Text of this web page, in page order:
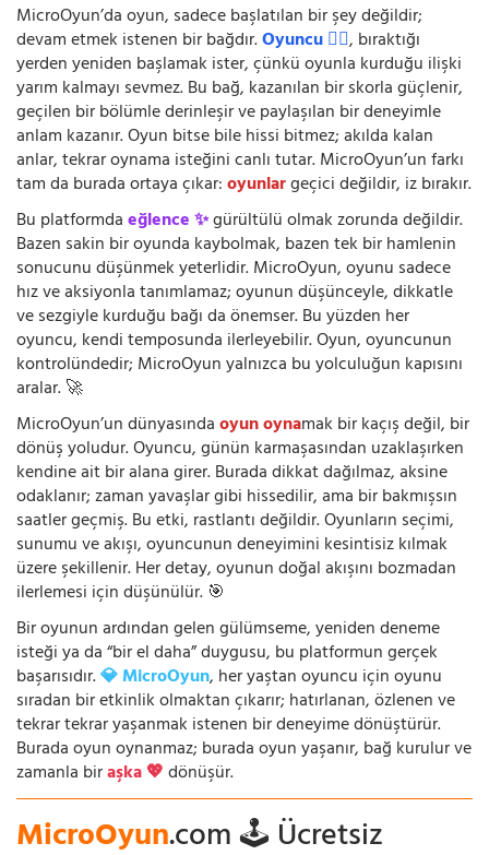
MicroOyun’da oyun, sadece başlatılan bir şey değildir;
devam etmek istenen bir bağdır.Oyuncu 🧍‍♂️, bıraktığı
yerden yeniden başlamak ister, çünkü oyunla kurduğu ilişki
yarım kalmayı sevmez. Bu bağ, kazanılan bir skorla güçlenir,
geçilen bir bölümle derinleşir ve paylaşılan bir deneyimle
anlam kazanır. Oyun bitse bile hissi bitmez; akılda kalan
anlar, tekrar oynama isteğini canlı tutar. MicroOyun’un farkı
tam da burada ortaya çıkar:oyunlargeçici değildir, iz bırakır.
Bu platformdaeğlence ✨gürültülü olmak zorunda değildir.
Bazen sakin bir oyunda kaybolmak, bazen tek bir hamlenin
sonucunu düşünmek yeterlidir. MicroOyun, oyunu sadece
hız ve aksiyonla tanımlamaz; oyunun düşünceyle, dikkatle
ve sezgiyle kurduğu bağı da önemser. Bu yüzden her
oyuncu, kendi temposunda ilerleyebilir. Oyun, oyuncunun
kontrolündedir; MicroOyun yalnızca bu yolculuğun kapısını
aralar. 🚀
MicroOyun’un dünyasındaoyun oynamak bir kaçış değil, bir
dönüş yoludur. Oyuncu, günün karmaşasından uzaklaşırken
kendine ait bir alana girer. Burada dikkat dağılmaz, aksine
odaklanır; zaman yavaşlar gibi hissedilir, ama bir bakmışsın
saatler geçmiş. Bu etki, rastlantı değildir. Oyunların seçimi,
sunumu ve akışı, oyuncunun deneyimini kesintisiz kılmak
üzere şekillenir. Her detay, oyunun doğal akışını bozmadan
ilerlemesi için düşünülür. 🎯
Bir oyunun ardından gelen gülümseme, yeniden deneme
isteği ya da “bir el daha” duygusu, bu platformun gerçek
başarısıdır.💎 MicroOyun, her yaştan oyuncu için oyunu
sıradan bir etkinlik olmaktan çıkarır; hatırlanan, özlenen ve
tekrar tekrar yaşanmak istenen bir deneyime dönüştürür.
Burada oyun oynanmaz; burada oyun yaşanır, bağ kurulur ve
zamanla biraşka 💖dönüşür.
MicroOyun.com 🕹️ Ücretsiz